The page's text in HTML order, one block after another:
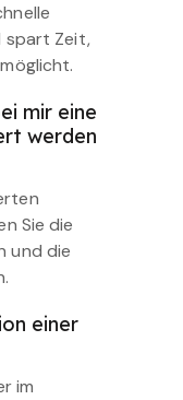
spart Zeit,
mir eine
werden
Sie die
und die
einer
im